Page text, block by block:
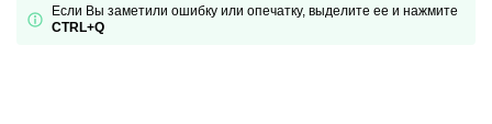
Если Вы заметили ошибку или опечатку, выделите ее и нажмите
CTRL+Q